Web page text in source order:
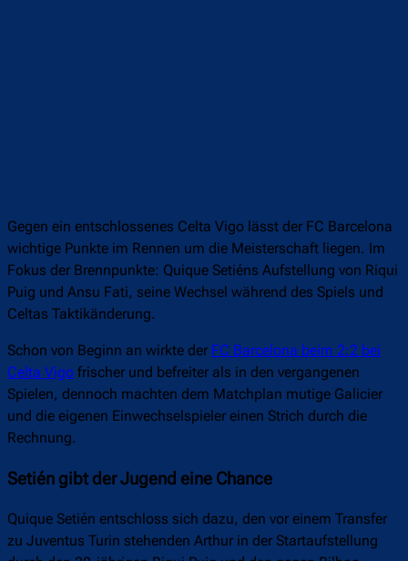
Gegen ein entschlossenes Celta Vigo lässt der FC Barcelona
wichtige Punkte im Rennen um die Meisterschaft liegen. Im
Fokus der Brennpunkte: Quique Setiéns Aufstellung von Riqui
Puig und Ansu Fati, seine Wechsel während des Spiels und
Celtas Taktikänderung.
Schon von Beginn an wirkte der FC Barcelona beim 2:2 bei
Celta Vigo frischer und befreiter als in den vergangenen
Spielen, dennoch machten dem Matchplan mutige Galicier
und die eigenen Einwechselspieler einen Strich durch die
Rechnung.
Setién gibt der Jugend eine Chance
Quique Setién entschloss sich dazu, den vor einem Transfer
zu Juventus Turin stehenden Arthur in der Startaufstellung